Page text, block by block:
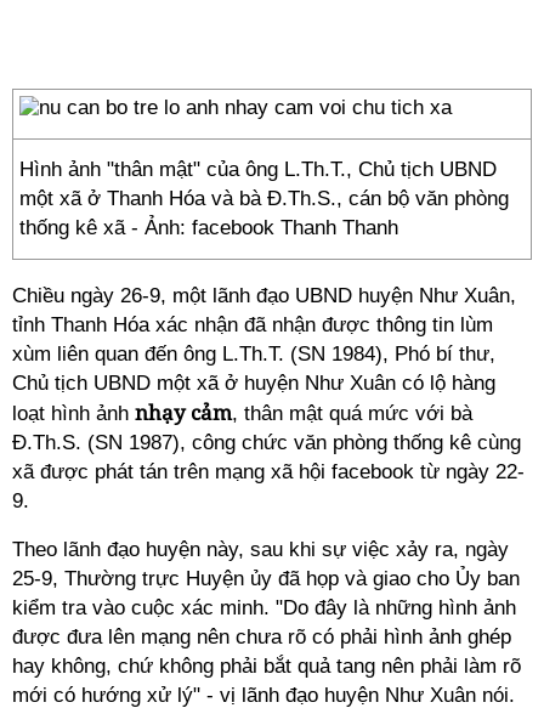
Hình ảnh "thân mật" của ông L.Th.T., Chủ tịch UBND
một xã ở Thanh Hóa và bà Đ.Th.S., cán bộ văn phòng
thống kê xã - Ảnh: facebook Thanh Thanh
Chiều ngày 26-9, một lãnh đạo UBND huyện Như Xuân,
tỉnh Thanh Hóa xác nhận đã nhận được thông tin lùm
xùm liên quan đến ông L.Th.T. (SN 1984), Phó bí thư,
Chủ tịch UBND một xã ở huyện Như Xuân có lộ hàng
loạt hình ảnh nhạy cảm, thân mật quá mức với bà
Đ.Th.S. (SN 1987), công chức văn phòng thống kê cùng
xã được phát tán trên mạng xã hội facebook từ ngày 22-
9.
Theo lãnh đạo huyện này, sau khi sự việc xảy ra, ngày
25-9, Thường trực Huyện ủy đã họp và giao cho Ủy ban
kiểm tra vào cuộc xác minh. "Do đây là những hình ảnh
được đưa lên mạng nên chưa rõ có phải hình ảnh ghép
hay không, chứ không phải bắt quả tang nên phải làm rõ
mới có hướng xử lý" - vị lãnh đạo huyện Như Xuân nói.